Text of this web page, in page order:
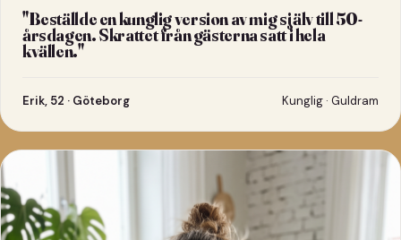
"Beställde en kunglig version av mig själv till 50-
årsdagen. Skrattet från gästerna satt i hela
kvällen."
Erik, 52 · Göteborg Kunglig · Guldram